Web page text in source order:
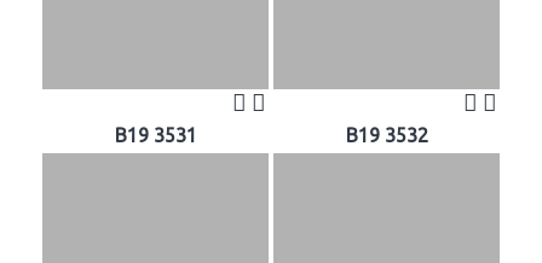
B19 3531 B19 3532